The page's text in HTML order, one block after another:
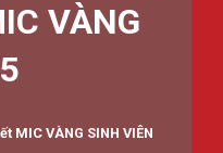
VÀNG
MIC VÀNG SINH VIÊN